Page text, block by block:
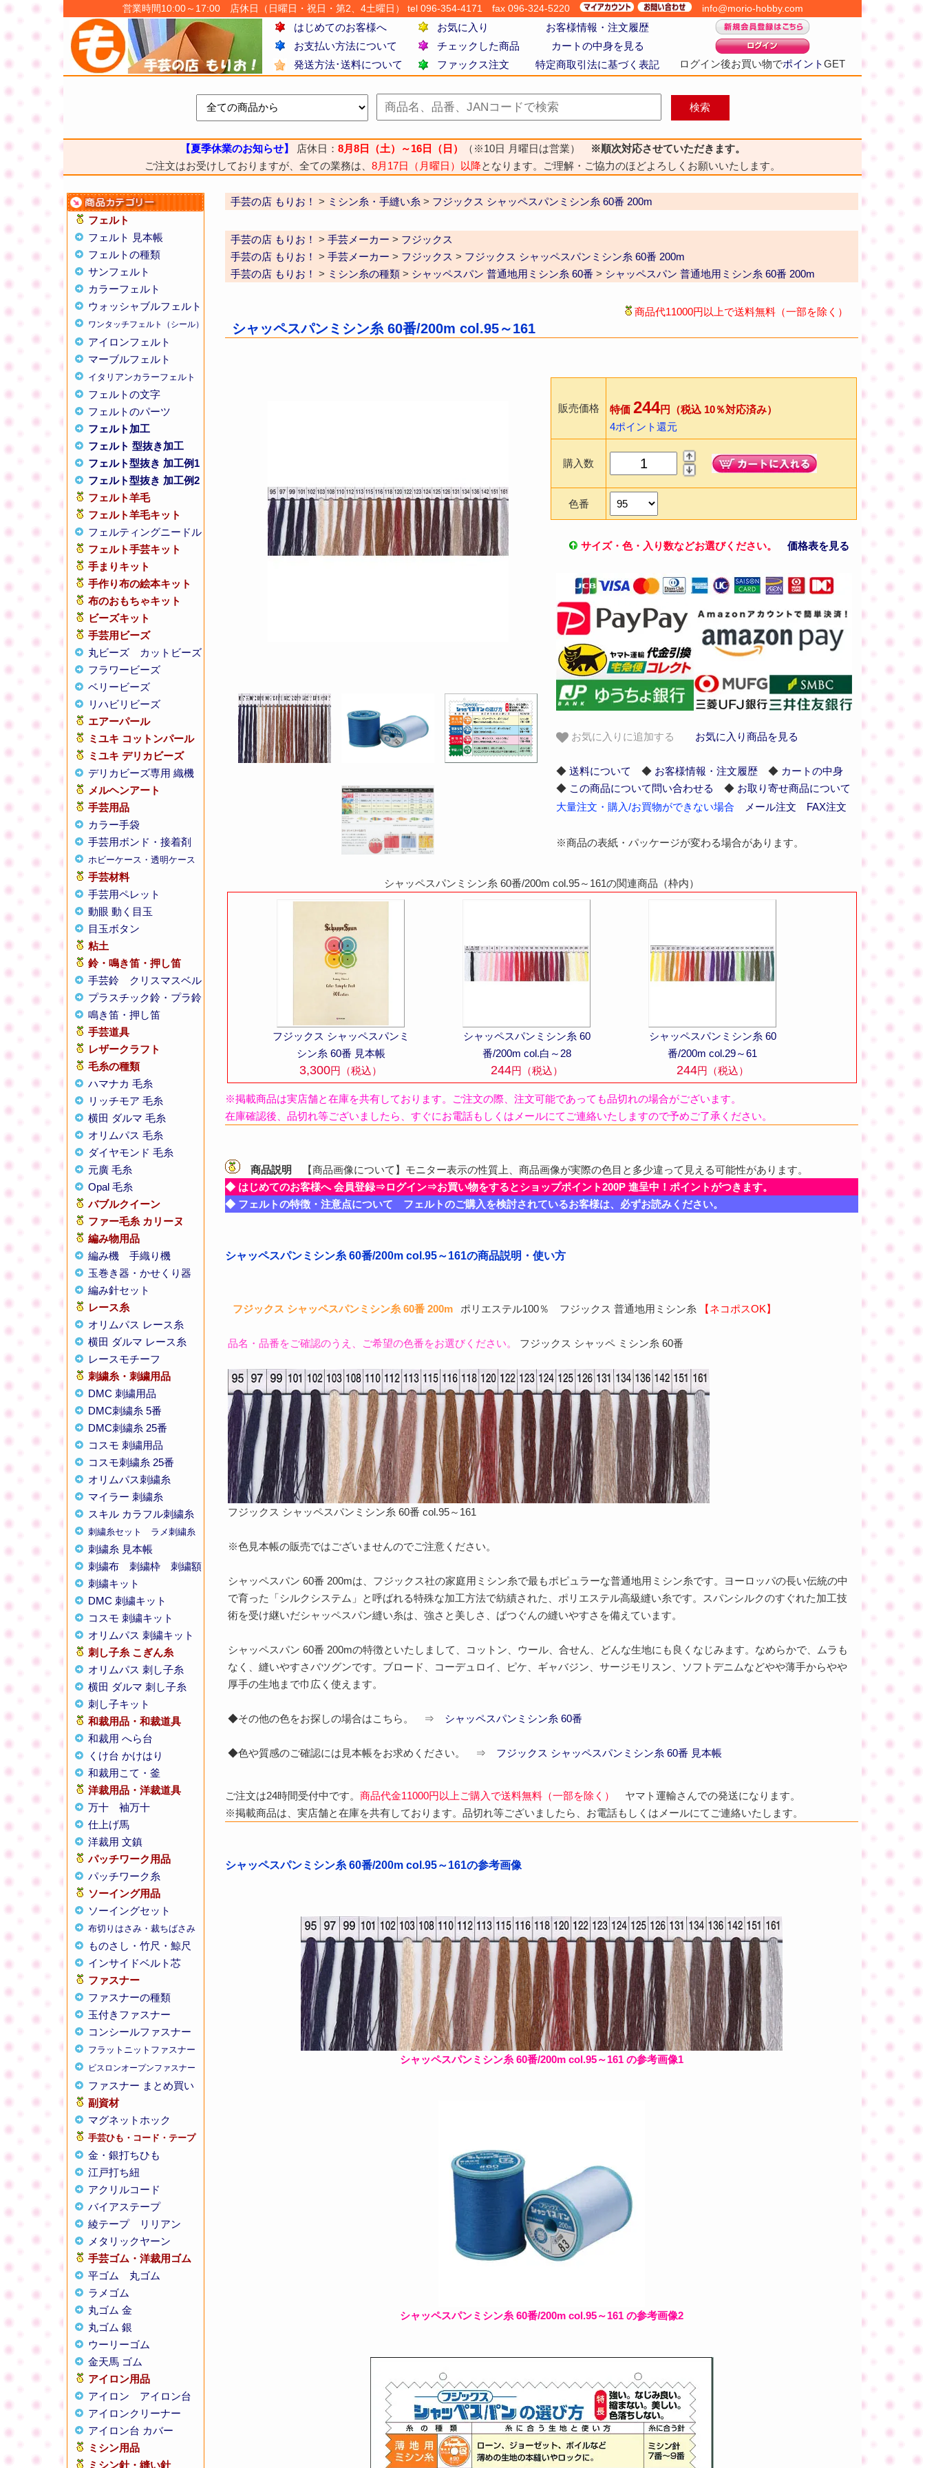
営業時間10:00～17:00 店休日（日曜日・祝日・第2、4土曜日） tel 096-354-4171 fax 096-324-5220 info@morio-hobby.com
はじめてのお客様へ お気に入り お客様情報・注文履歴
ログイン後お買い物でポイントGET
お支払い方法について チェックした商品
カートの中身を見る
発送方法･送料について
ファックス注文 特定商取引法に基づく表記
【夏季休業のお知らせ】 店休日： 8月8日（土）～16日（日） （※10日 月曜日は営業）
※順次対応させていただきます。
ご注文はお受けしておりますが、全ての業務は、 8月17日（月曜日）以降となります。ご理解・ご協力のほどよろしくお願いいたします。
フェルト
フェルト 見本帳
フェルトの種類
サンフェルト
カラーフェルト
ウォッシャブルフェルト
ワンタッチフェルト（シール）
アイロンフェルト
マーブルフェルト
イタリアンカラーフェルト
フェルトの文字
フェルトのパーツ
フェルト加工
フェルト 型抜き加工
フェルト型抜き 加工例1
フェルト型抜き 加工例2
フェルト羊毛
フェルト羊毛キット
フェルティングニードル
フェルト手芸キット
手まりキット
手作り布の絵本キット
布のおもちゃキット
ビーズキット
手芸用ビーズ
丸ビーズ
カットビーズ
フラワービーズ
ベリービーズ
リハビリビーズ
エアーパール
ミユキ コットンパール
ミユキ デリカビーズ
デリカビーズ専用 織機
メルヘンアート
手芸用品
カラー手袋
手芸用ボンド・接着剤
ホビーケース・透明ケース
手芸材料
手芸用ペレット
動眼 動く目玉
目玉ボタン
粘土
鈴・鳴き笛・押し笛
手芸鈴
クリスマスベル
プラスチック鈴・プラ鈴
鳴き笛・押し笛
手芸道具
レザークラフト
毛糸の種類
ハマナカ 毛糸
リッチモア 毛糸
横田 ダルマ 毛糸
オリムパス 毛糸
ダイヤモンド 毛糸
元廣 毛糸
Opal 毛糸
バブルクイーン
ファー毛糸 カリーヌ
編み物用品
編み機
手織り機
玉巻き器・かせくり器
編み針セット
レース糸
オリムパス レース糸
横田 ダルマ レース糸
レースモチーフ
刺繍糸・刺繍用品
DMC 刺繍用品
DMC刺繍糸 5番
DMC刺繍糸 25番
コスモ 刺繍用品
コスモ刺繍糸 25番
オリムパス刺繍糸
マイラー 刺繍糸
スキル カラフル刺繍糸
刺繍糸セット ラメ刺繍糸
刺繍糸 見本帳
刺繍布
刺繍枠
刺繍額
刺繍キット
DMC 刺繍キット
コスモ 刺繍キット
オリムパス 刺繍キット
刺し子糸 こぎん糸
オリムパス 刺し子糸
横田 ダルマ 刺し子糸
刺し子キット
和裁用品・和裁道具
和裁用 へら台
くけ台 かけはり
和裁用こて・釜
洋裁用品・洋裁道具
万十
袖万十
仕上げ馬
洋裁用 文鎮
パッチワーク用品
パッチワーク糸
ソーイング用品
ソーイングセット
布切りはさみ・裁ちばさみ
ものさし・竹尺・鯨尺
インサイドベルト芯
ファスナー
ファスナーの種類
玉付きファスナー
コンシールファスナー
フラットニットファスナー
ビスロンオープンファスナー
ファスナー まとめ買い
副資材
マグネットホック
手芸ひも・コード・テープ
金・銀打ちひも
江戸打ち紐
アクリルコード
バイアステープ
綾テープ
リリアン
メタリックヤーン
手芸ゴム・洋裁用ゴム
平ゴム
丸ゴム
ラメゴム
丸ゴム 金
丸ゴム 銀
ウーリーゴム
金天馬 ゴム
アイロン用品
アイロン
アイロン台
アイロンクリーナー
アイロン台 カバー
ミシン用品
ミシン針・縫い針
手芸の店 もりお！ > ミシン糸・手縫い糸 > フジックス シャッペスパンミシン糸 60番 200m
手芸の店 もりお！ > 手芸メーカー > フジックス
手芸の店 もりお！ > 手芸メーカー > フジックス > フジックス シャッペスパンミシン糸 60番 200m
手芸の店 もりお！ > ミシン糸の種類 > シャッペスパン 普通地用ミシン糸 60番 > シャッペスパン 普通地用ミシン糸 60番 200m
商品代11000円以上で送料無料（一部を除く）
シャッペスパンミシン糸 60番/200m col.95～161
販売価格 特価 244円（税込 10％対応済み）
4ポイント還元
購入数
色番
サイズ・色・入り数などお選びください。 価格表を見る
お気に入りに追加する お気に入り商品を見る
◆ 送料について ◆ お客様情報・注文履歴◆ カートの中身
◆ この商品について問い合わせる ◆ お取り寄せ商品について
大量注文・購入/お買物ができない場合
メール注文 FAX注文
※商品の表紙・パッケージが変わる場合があります。
シャッペスパンミシン糸 60番/200m col.95～161の関連商品（枠内）
フジックス シャッペスパンミ
シン糸 60番 見本帳
3,300円（税込）
シャッペスパンミシン糸 60
番/200m col.白～28
244円（税込）
シャッペスパンミシン糸 60
番/200m col.29～61
244円（税込）
※掲載商品は実店舗と在庫を共有しております。ご注文の際、注文可能であっても品切れの場合がございます。
在庫確認後、品切れ等ございましたら、すぐにお電話もしくはメールにてご連絡いたしますので予めご了承ください。
商品説明
【商品画像について】モニター表示の性質上、商品画像が実際の色目と多少違って見える可能性があります。
◆ はじめてのお客様へ 会員登録⇒ログイン⇒お買い物をするとショップポイント200P 進呈中！ポイントがつきます。
◆ フェルトの特徴・注意点について フェルトのご購入を検討されているお客様は、必ずお読みください。
シャッペスパンミシン糸 60番/200m col.95～161の商品説明・使い方
フジックス シャッペスパンミシン糸 60番 200m ポリエステル100％ フジックス 普通地用ミシン糸 【ネコポスOK】
品名・品番をご確認のうえ、ご希望の色番をお選びください。 フジックス シャッペ ミシン糸 60番
フジックス シャッペスパンミシン糸 60番 col.95～161
※色見本帳の販売ではございませんのでご注意ください。
シャッペスパン 60番 200mは、フジックス社の家庭用ミシン糸で最もポピュラーな普通地用ミシン糸です。ヨーロッパの長い伝統の中
で育った「シルクシステム」と呼ばれる特殊な加工方法で紡績された、ポリエステル高級縫い糸です。スパンシルクのすぐれた加工技
術を受け継いだシャッペスパン縫い糸は、強さと美しさ、ばつぐんの縫いやすさを備えています。
シャッペスパン 60番 200mの特徴といたしまして、コットン、ウール、合せん、どんな生地にも良くなじみます。なめらかで、ムラも
なく、縫いやすさバツグンです。ブロード、コーデュロイ、ピケ、ギャバジン、サージモリスン、ソフトデニムなどやや薄手からやや
厚手の生地まで巾広く使えます。
◆その他の色をお探しの場合はこちら。 ⇒ シャッペスパンミシン糸 60番
◆色や質感のご確認には見本帳をお求めください。 ⇒ フジックス シャッペスパンミシン糸 60番 見本帳
ご注文は24時間受付中です。 商品代金11000円以上ご購入で送料無料（一部を除く）
ヤマト運輸さんでの発送になります。
※掲載商品は、実店舗と在庫を共有しております。品切れ等ございましたら、お電話もしくはメールにてご連絡いたします。
シャッペスパンミシン糸 60番/200m col.95～161の参考画像
シャッペスパンミシン糸 60番/200m col.95～161 の参考画像1
シャッペスパンミシン糸 60番/200m col.95～161 の参考画像2